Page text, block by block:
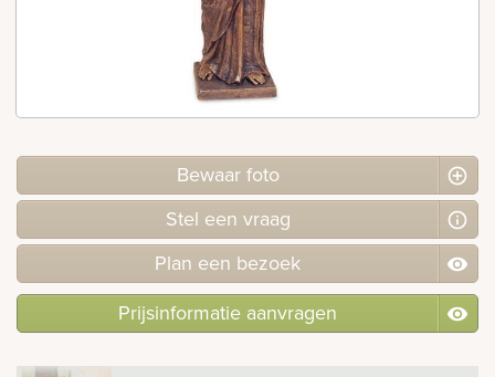
Bewaar foto
Stel een vraag
Plan een bezoek
Prijsinformatie aanvragen